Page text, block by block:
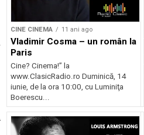
CINE CINEMA 11 ani ago
Vladimir Cosma – un român la
Paris
Cine? Cinema!” la
www.ClasicRadio.ro Duminică, 14
iunie, de la ora 10:00, cu Luminiţa
Boerescu...